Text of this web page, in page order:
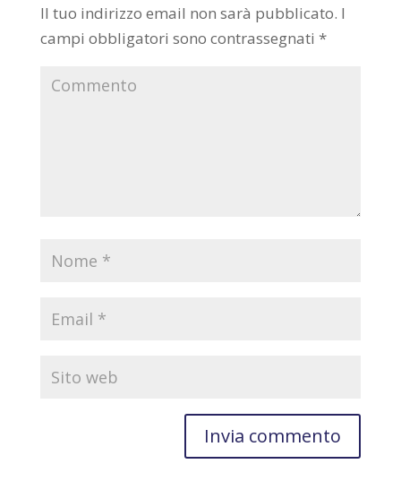
Il tuo indirizzo email non sarà pubblicato. I
campi obbligatori sono contrassegnati *